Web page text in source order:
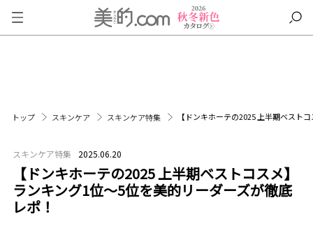
トップ スキンケア スキンケア特集 【ドンキホーテの2025 上半期ベスト
スキンケア特集 2025.06.20
【ドンキホーテの2025 上半期ベストコスメ】
ランキング1位〜5位を美的リーダーズが徹底
レポ！